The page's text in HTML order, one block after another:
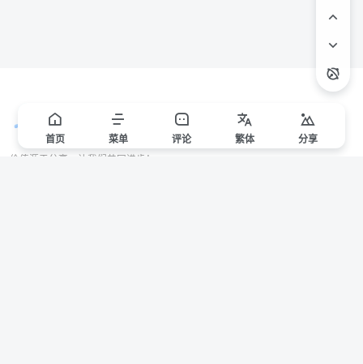
首页 菜单 评论 繁体 分享
价值源于分享，让我们共同进步！